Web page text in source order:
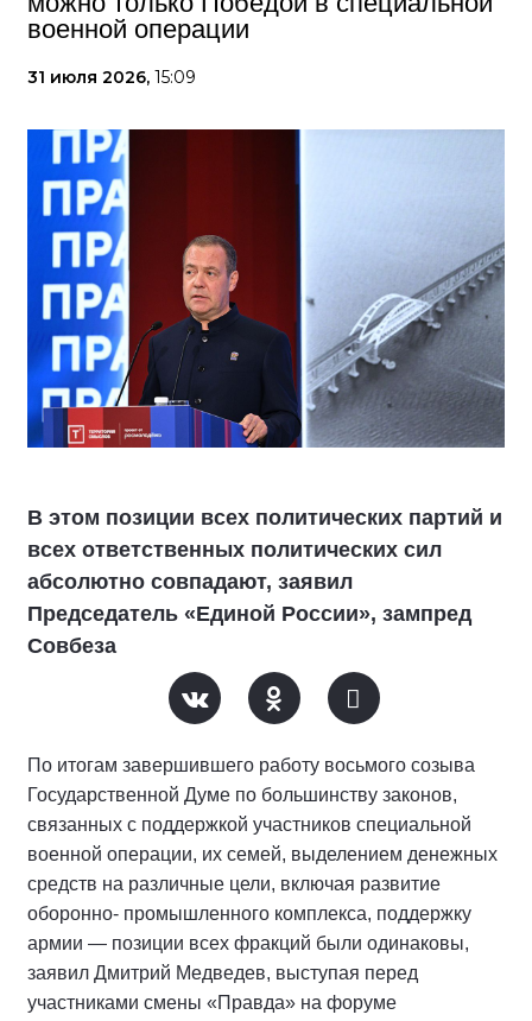
военной операции
31 июля 2026, 15:09
В этом позиции всех политических партий и
всех ответственных политических сил
абсолютно совпадают, заявил
Председатель «Единой России», зампред
Совбеза
По итогам завершившего работу восьмого созыва
Государственной Думе по большинству законов,
связанных с поддержкой участников специальной
военной операции, их семей, выделением денежных
средств на различные цели, включая развитие
оборонно- промышленного комплекса, поддержку
армии — позиции всех фракций были одинаковы,
заявил Дмитрий Медведев, выступая перед
участниками смены «Правда» на форуме